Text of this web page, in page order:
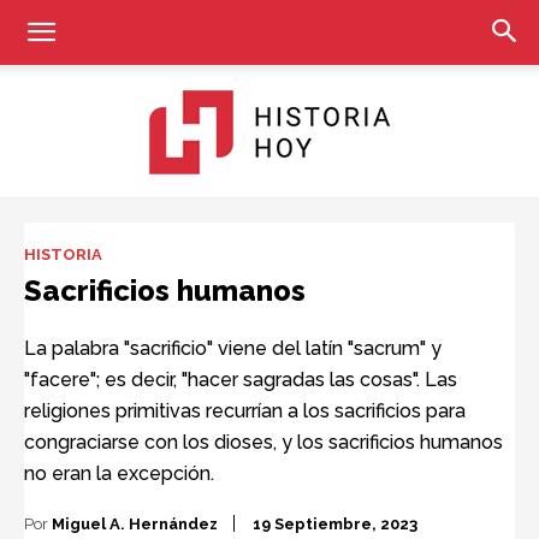
Hoy
HISTORIA
Sacrificios humanos
La palabra "sacrificio" viene del latín "sacrum" y
"facere"; es decir, "hacer sagradas las cosas". Las
religiones primitivas recurrían a los sacrificios para
congraciarse con los dioses, y los sacrificios humanos
no eran la excepción.
Por Miguel A. Hernández 19 Septiembre, 2023